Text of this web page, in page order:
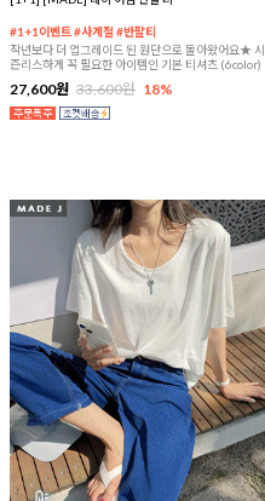
#1+1이벤트 #사계절 #반팔티
작년보다 더 업그레이드 된 원단으로 돌아왔어요★ 시
즌리스하게 꼭 필요한 아이템인 기본 티셔츠 (6color)
27,600원 33,600원 18%